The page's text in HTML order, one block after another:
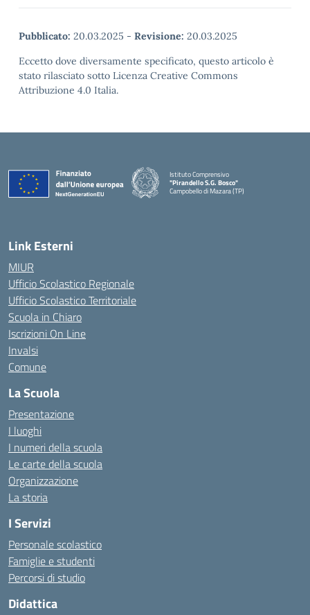
Pubblicato: 20.03.2025 - Revisione: 20.03.2025
Eccetto dove diversamente specificato, questo articolo è
stato rilasciato sotto Licenza Creative Commons
Attribuzione 4.0 Italia.
Istituto Comprensivo
"Pirandello S.G. Bosco"
Campobello di Mazara (TP)
— Visita la pagina iniziale della scuola
Link Esterni
MIUR
Ufficio Scolastico Regionale
Ufficio Scolastico Territoriale
Scuola in Chiaro
Iscrizioni On Line
Invalsi
Comune
La Scuola
Presentazione
I luoghi
I numeri della scuola
Le carte della scuola
Organizzazione
La storia
I Servizi
Personale scolastico
Famiglie e studenti
Percorsi di studio
Didattica